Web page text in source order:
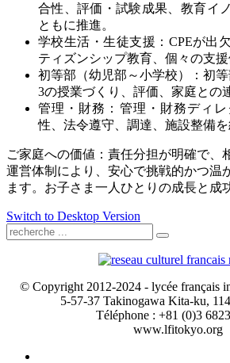
合性、評価・試験成果、教育イ
ともに推進。
学校生活・生徒支援： CPEが出
ティズンシップ教育、個々の支援
初等部（幼児部～小学校）：初
3の授業づくり、評価、家庭との
管理・財務：管理・財務ディ
性、法令遵守、調達、施設整備を
ご家庭への価値：責任分担が明確で、
運営体制により、安心で挑戦的かつ温
ます。お子さま一人ひとりの成長と成
Switch to Desktop Version
© Copyright 2012-2024 - lycée français
5-57-37 Takinogawa Kita-ku,
Téléphone : +81 (0)3
www.lfitokyo.org